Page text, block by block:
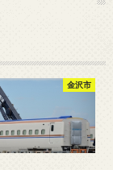
金沢市